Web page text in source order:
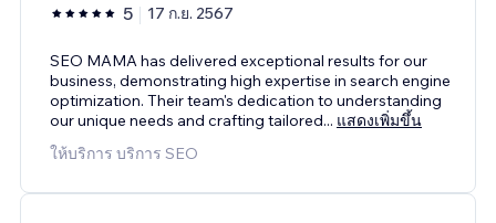
5 17 ก.ย. 2567
SEO MAMA has delivered exceptional results for our
business, demonstrating high expertise in search engine
optimization. Their team's dedication to understanding
our unique needs and crafting tailored... แสดงเพิ่มขึ้น
ให้บริการ บริการ SEO